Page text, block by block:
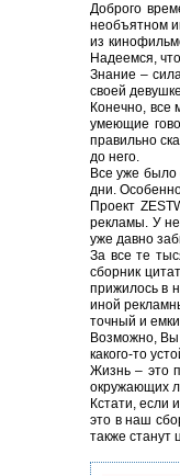
Доброго
необъятном
из
Надеемся,
Знание –
своей
Конечно, все
умеющие
правильно
до него.
Все уже было
дни.
Проект
рекламы. У
уже давно
За все те
сборник
прижилось в
иной
точный и
Возможно, Вы
какого-то
Жизнь – это
окружающих
Кстати, если
это в наш
также станут